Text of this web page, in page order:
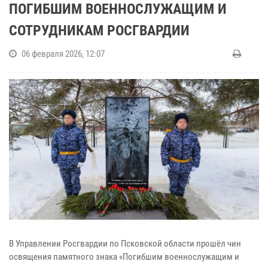
ПОГИБШИМ ВОЕННОСЛУЖАЩИМ И
СОТРУДНИКАМ РОСГВАРДИИ
06 февраля 2026, 12:07
В Управлении Росгвардии по Псковской области прошёл чин
освящения памятного знака «Погибшим военнослужащим и